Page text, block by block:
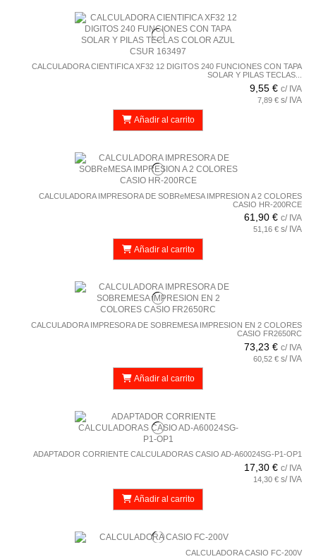
CALCULADORA CIENTIFICA XF32 12 DIGITOS 240 FUNCIONES CON TAPA
SOLAR Y PILAS TECLAS...
9,55 € c/ IVA
7,89 € s/ IVA
Añadir al carrito
CALCULADORA IMPRESORA DE SOBReMESA IMPRESION A 2 COLORES
CASIO HR-200RCE
61,90 € c/ IVA
51,16 € s/ IVA
Añadir al carrito
CALCULADORA IMPRESORA DE SOBREMESA IMPRESION EN 2 COLORES
CASIO FR2650RC
73,23 € c/ IVA
60,52 € s/ IVA
Añadir al carrito
ADAPTADOR CORRIENTE CALCULADORAS CASIO AD-A60024SG-P1-OP1
17,30 € c/ IVA
14,30 € s/ IVA
Añadir al carrito
CALCULADORA CASIO FC-200V